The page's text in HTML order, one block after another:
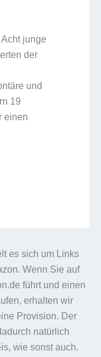
junge
der
und
19
einen
es sich um Links
Wenn Sie auf
führt und einen
erhalten wir
Provision. Der
natürlich
wie sonst auch.